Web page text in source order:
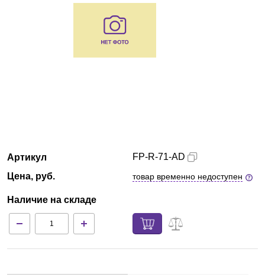
Партнеры
Технический сервис
Артикул
Цена, руб.
Наличие на складе
FP-R-71-AD
товар временно недоступен